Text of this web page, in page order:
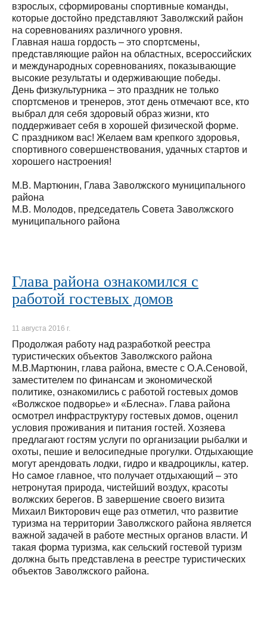
взрослых, сформированы спортивные команды,
которые достойно представляют Заволжский район
на соревнованиях различного уровня.
Главная наша гордость – это спортсмены,
представляющие район на областных, всероссийских
и международных соревнованиях, показывающие
высокие результаты и одерживающие победы.
День физкультурника – это праздник не только
спортсменов и тренеров, этот день отмечают все, кто
выбрал для себя здоровый образ жизни, кто
поддерживает себя в хорошей физической форме.
С праздником вас! Желаем вам крепкого здоровья,
спортивного совершенствования, удачных стартов и
хорошего настроения!
М.В. Мартюнин, Глава Заволжского муниципального
района
М.В. Молодов, председатель Совета Заволжского
муниципального района
Глава района ознакомился с
работой гостевых домов
11 августа 2016 г.
Продолжая работу над разработкой реестра
туристических объектов Заволжского района
М.В.Мартюнин, глава района, вместе с О.А.Сеновой,
заместителем по финансам и экономической
политике, ознакомились с работой гостевых домов
«Волжское подворье» и «Блесна». Глава района
осмотрел инфраструктуру гостевых домов, оценил
условия проживания и питания гостей. Хозяева
предлагают гостям услуги по организации рыбалки и
охоты, пешие и велосипедные прогулки. Отдыхающие
могут арендовать лодки, гидро и квадроциклы, катер.
Но самое главное, что получает отдыхающий – это
нетронутая природа, чистейший воздух, красоты
волжских берегов. В завершение своего визита
Михаил Викторович еще раз отметил, что развитие
туризма на территории Заволжского района является
важной задачей в работе местных органов власти. И
такая форма туризма, как сельский гостевой туризм
должна быть представлена в реестре туристических
объектов Заволжского района.